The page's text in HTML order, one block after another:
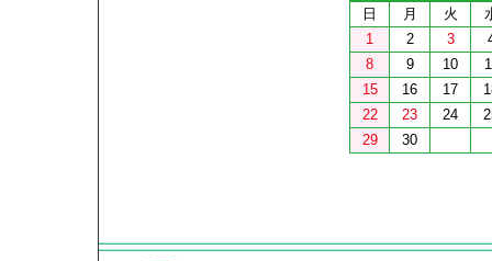
日
月 火
1
2 3
8
9 10
15
16 17
22
23 24
29
30